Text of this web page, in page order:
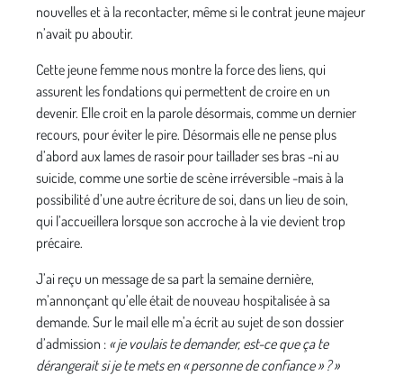
nouvelles et à la recontacter, même si le contrat jeune majeur
n’avait pu aboutir.
Cette jeune femme nous montre la force des liens, qui
assurent les fondations qui permettent de croire en un
devenir. Elle croit en la parole désormais, comme un dernier
recours, pour éviter le pire. Désormais elle ne pense plus
d’abord aux lames de rasoir pour taillader ses bras -ni au
suicide, comme une sortie de scène irréversible -mais à la
possibilité d’une autre écriture de soi, dans un lieu de soin,
qui l’accueillera lorsque son accroche à la vie devient trop
précaire.
J’ai reçu un message de sa part la semaine dernière,
m’annonçant qu’elle était de nouveau hospitalisée à sa
demande. Sur le mail elle m’a écrit au sujet de son dossier
d’admission : « je voulais te demander, est-ce que ça te
dérangerait si je te mets en « personne de confiance » ? »